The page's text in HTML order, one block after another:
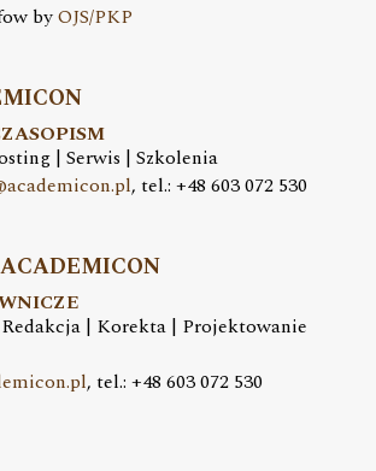
byOJS/PKP
| Serwis | Szkolenia
, tel.: +48 603 072 530
Redakcja | Korekta | Projektowanie
, tel.: +48 603 072 530